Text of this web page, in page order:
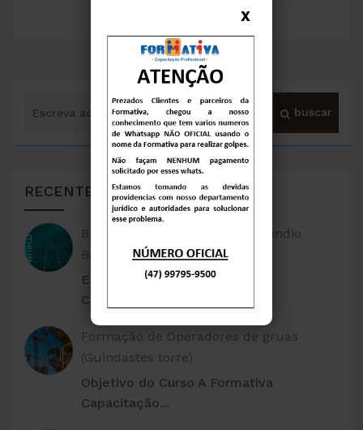
RECENTES
Brigada Especial Combate Incêndio
Baterias de Litio
Escola Credenciada pelo
CBMSC Conforme Processo...
Formação de Operadores de gruas
(Guindastes torre)
Objetivo do Curso A Formativa
Capacitação...
X